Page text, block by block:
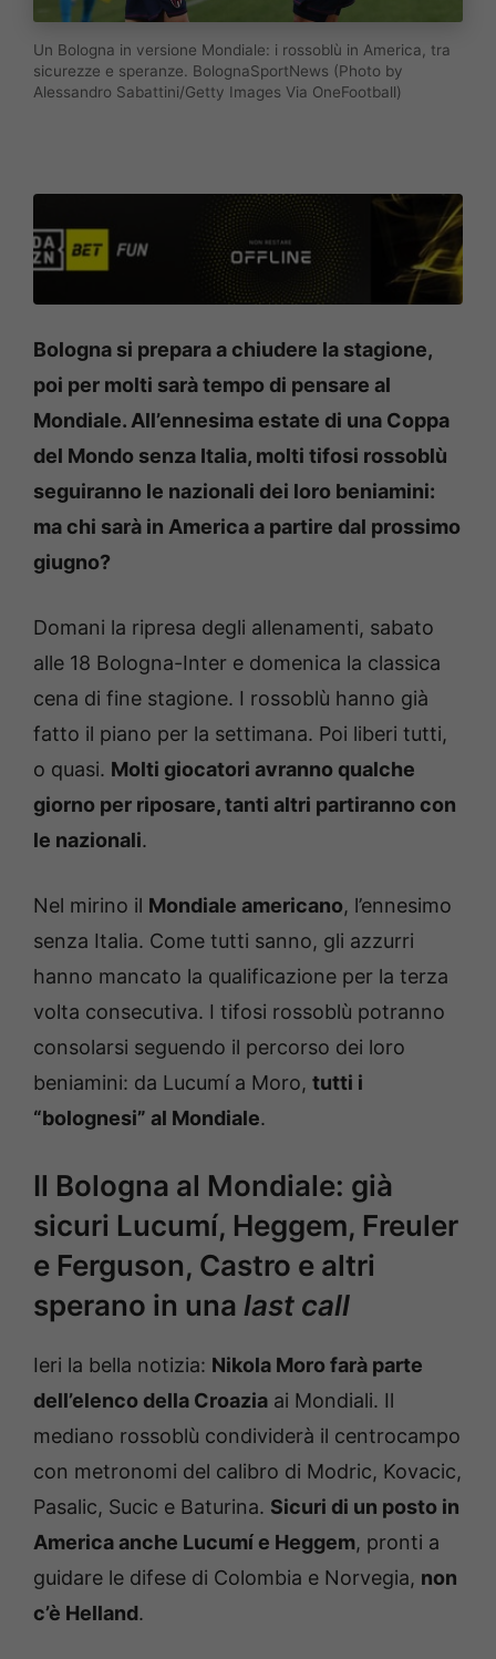
Un Bologna in versione Mondiale: i rossoblù in America, tra
sicurezze e speranze. BolognaSportNews (Photo by
Alessandro Sabattini/Getty Images Via OneFootball)
Bologna si prepara a chiudere la stagione,
poi per molti sarà tempo di pensare al
Mondiale. All’ennesima estate di una Coppa
del Mondo senza Italia, molti tifosi rossoblù
seguiranno le nazionali dei loro beniamini:
ma chi sarà in America a partire dal prossimo
giugno?
Domani la ripresa degli allenamenti, sabato
alle 18 Bologna-Inter e domenica la classica
cena di fine stagione. I rossoblù hanno già
fatto il piano per la settimana. Poi liberi tutti,
o quasi. Molti giocatori avranno qualche
giorno per riposare, tanti altri partiranno con
le nazionali.
Nel mirino il Mondiale americano, l’ennesimo
senza Italia. Come tutti sanno, gli azzurri
hanno mancato la qualificazione per la terza
volta consecutiva. I tifosi rossoblù potranno
consolarsi seguendo il percorso dei loro
beniamini: da Lucumí a Moro, tutti i
“bolognesi” al Mondiale.
Il Bologna al Mondiale: già
sicuri Lucumí, Heggem, Freuler
e Ferguson, Castro e altri
sperano in una last call
Ieri la bella notizia: Nikola Moro farà parte
dell’elenco della Croazia ai Mondiali. Il
mediano rossoblù condividerà il centrocampo
con metronomi del calibro di Modric, Kovacic,
Pasalic, Sucic e Baturina. Sicuri di un posto in
America anche Lucumí e Heggem, pronti a
guidare le difese di Colombia e Norvegia, non
c’è Helland.